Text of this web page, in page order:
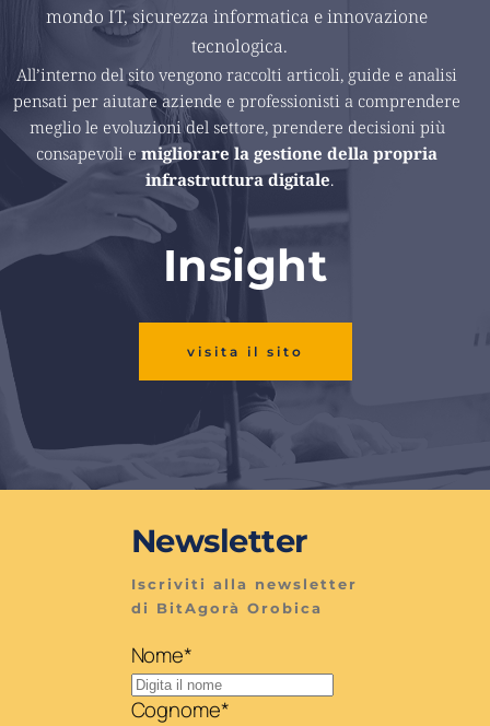
mondo IT, sicurezza informatica e innovazione
tecnologica.
All’interno del sito vengono raccolti articoli, guide e analisi
pensati per aiutare aziende e professionisti a comprendere
meglio le evoluzioni del settore, prendere decisioni più
consapevoli e migliorare la gestione della propria
infrastruttura digitale.
Insight
visita il sito
Newsletter
Iscriviti alla newsletter
di BitAgorà Orobica
Nome*
Cognome*